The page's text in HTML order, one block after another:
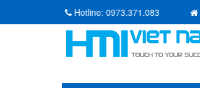
Hotline:0973.371.083